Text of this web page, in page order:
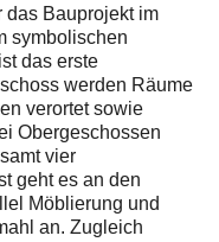
das Bauprojekt im
symbolischen
das erste
werden Räume
verortet sowie
Obergeschossen
vier
geht es an den
Möblierung und
an. Zugleich